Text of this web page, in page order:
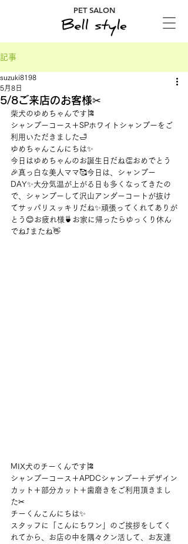
PET SALON
記事
5/8ご来店のお客様✂
suzuki8198
5月8日
柴犬のゆめちゃんです🎏
シャンプーコース＋SPホワイトシャンプーをご
利用いただきました🛁
ゆめちゃんこんにちは✨
今日はゆめちゃんのお誕生日だね👏おめでとう
🎉真っ白な美人ママ🥰今日は、シャンプー
DAY✨大分気温が上がる日も多くなってきたの
で、シャンプーして沢山アンダーコートが抜け
てサッパリスッキリだね✨頑張ってくれてありが
とう😊お疲れ様🍵お家に帰ったらゆっくり休ん
でね⤴またね👋
MIX犬のチーくんです🎏
シャンプーコース＋APDCシャンプー＋デザイン
カット＋部分カット＋歯磨きをご利用頂きまし
た✂
チーくんこんにちは✨
スタッフに「こんにちワン」のご挨拶をしてく
れてから、お店の中を隅々クン活して、お友達